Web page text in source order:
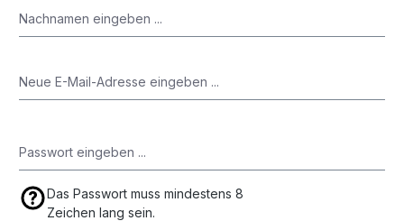
Das Passwort muss mindestens 8
Zeichen lang sein.